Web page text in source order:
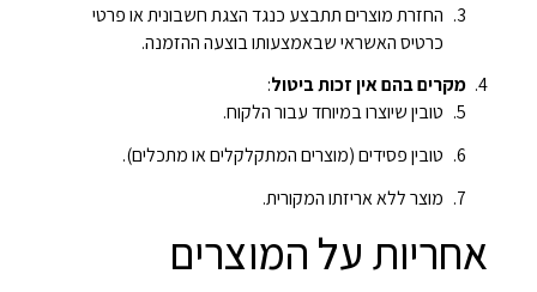
החזרת מוצרים תתבצע כנגד הצגת חשבונית או פרטי
כרטיס האשראי שבאמצעותו בוצעה ההזמנה.
מקרים בהם אין זכות ביטול:
טובין שיוצרו במיוחד עבור הלקוח.
טובין פסידים (מוצרים המתקלקלים או מתכלים).
מוצר ללא אריזתו המקורית.
אחריות על המוצרים